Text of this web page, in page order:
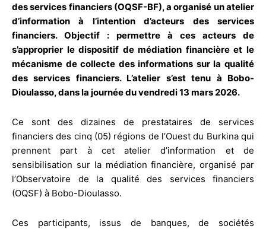
des services financiers (OQSF-BF), a organisé un atelier
d’information à l’intention d’acteurs des services
financiers. Objectif : permettre à ces acteurs de
s’approprier le dispositif de médiation financière et le
mécanisme de collecte des informations sur la qualité
des services financiers. L’atelier s’est tenu à Bobo-
Dioulasso, dans la journée du vendredi 13 mars 2026.
Ce sont des dizaines de prestataires de services
financiers des cinq (05) régions de l’Ouest du Burkina qui
prennent part à cet atelier d’information et de
sensibilisation sur la médiation financière, organisé par
l’Observatoire de la qualité des services financiers
(OQSF) à Bobo-Dioulasso.
Ces participants, issus de banques, de sociétés